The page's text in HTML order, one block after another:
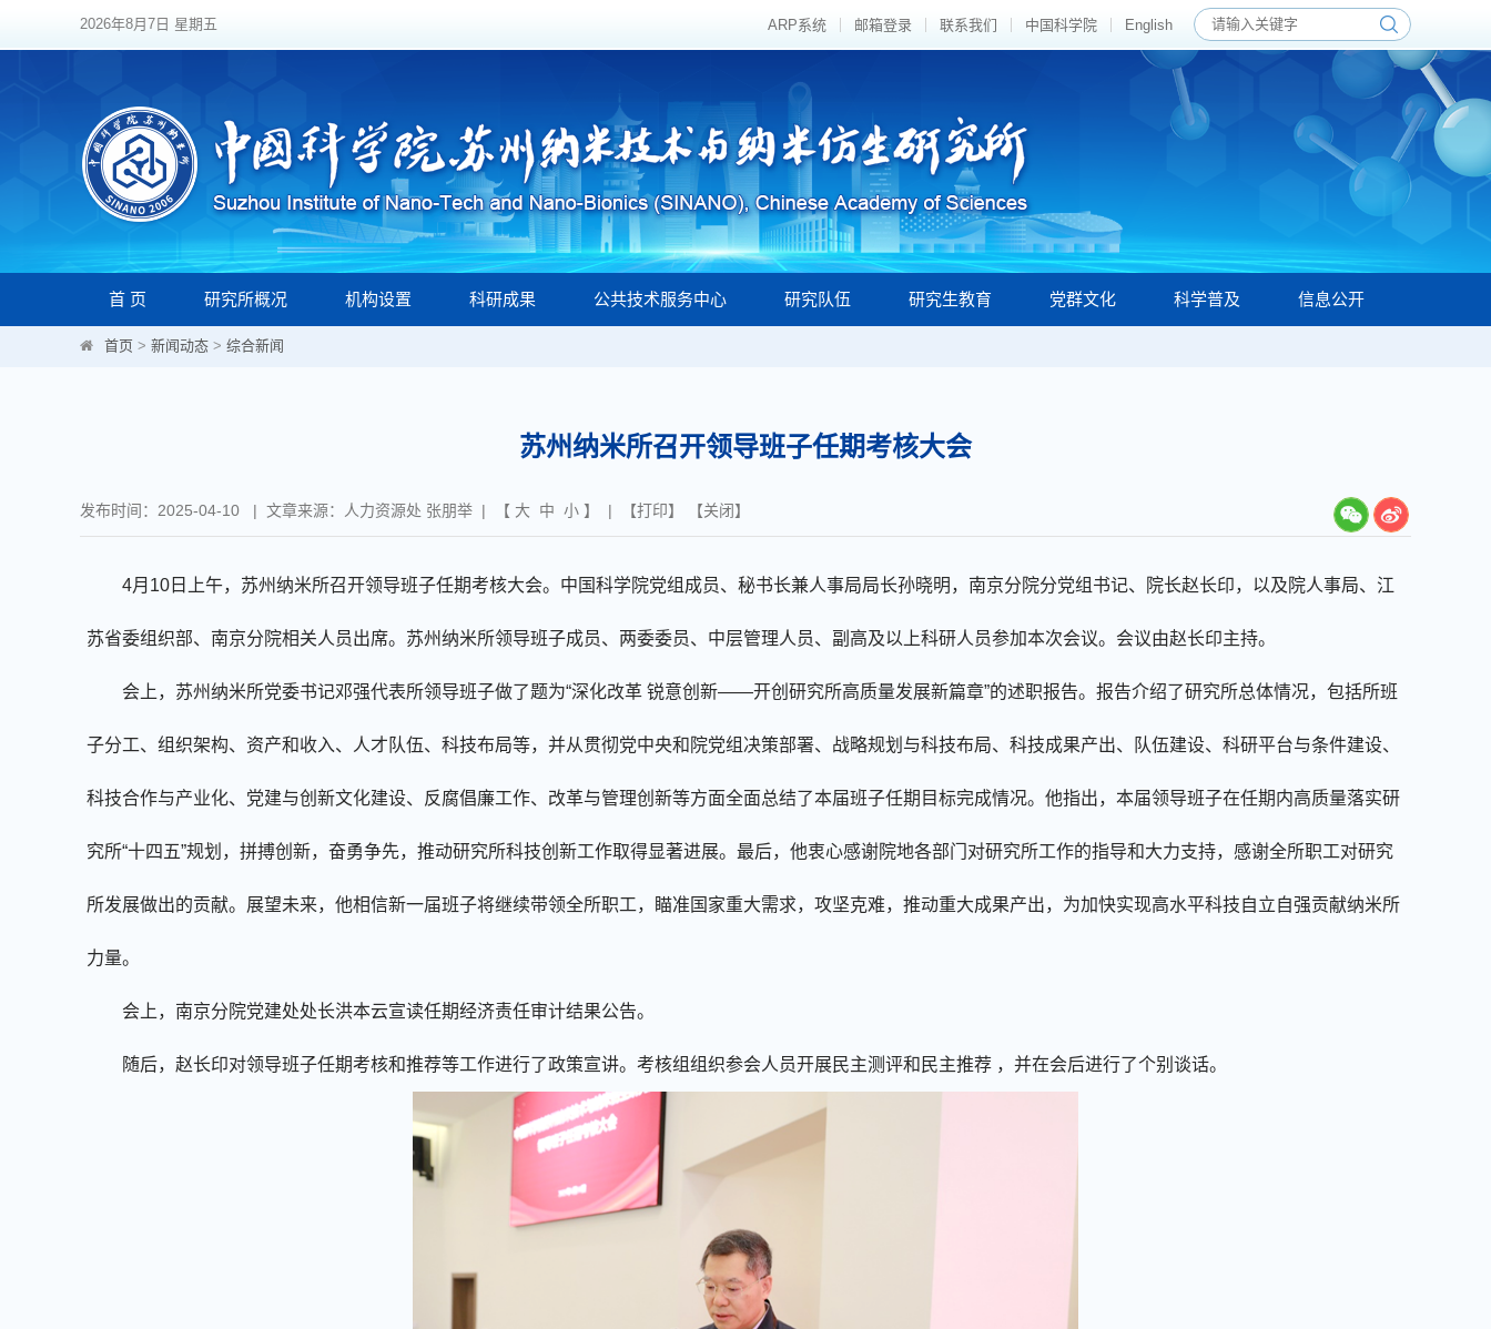
2026年8月7日 星期五 ARP系统 邮箱登录 联系我们 中国科学院 English
首 页 研究所概况 机构设置 科研成果 公共技术服务中心 研究队伍 研究生教育 党群文化 科学普及 信息公开
首页 > 新闻动态 > 综合新闻
苏州纳米所召开领导班子任期考核大会
发布时间：2025-04-10 | 文章来源：人力资源处 张朋举 | 【 大 中 小 】 | 【打印】 【关闭】
4月10日上午，苏州纳米所召开领导班子任期考核大会。中国科学院党组成员、秘书长兼人事局局长孙晓明，南京分院分党组书记、院长赵长印，以及院人事局、江
苏省委组织部、南京分院相关人员出席。苏州纳米所领导班子成员、两委委员、中层管理人员、副高及以上科研人员参加本次会议。会议由赵长印主持。
会上，苏州纳米所党委书记邓强代表所领导班子做了题为“深化改革 锐意创新——开创研究所高质量发展新篇章”的述职报告。报告介绍了研究所总体情况，包括所班
子分工、组织架构、资产和收入、人才队伍、科技布局等，并从贯彻党中央和院党组决策部署、战略规划与科技布局、科技成果产出、队伍建设、科研平台与条件建设、
科技合作与产业化、党建与创新文化建设、反腐倡廉工作、改革与管理创新等方面全面总结了本届班子任期目标完成情况。他指出，本届领导班子在任期内高质量落实研
究所“十四五”规划，拼搏创新，奋勇争先，推动研究所科技创新工作取得显著进展。最后，他衷心感谢院地各部门对研究所工作的指导和大力支持，感谢全所职工对研究
所发展做出的贡献。展望未来，他相信新一届班子将继续带领全所职工，瞄准国家重大需求，攻坚克难，推动重大成果产出，为加快实现高水平科技自立自强贡献纳米所
力量。
会上， 南京分院党建处处长洪本云宣读任期经济责任审计结果公告。
随后，赵长印对领导班子任期考核和推荐等工作进行了政策宣讲。考核组组织参会人员开展民主测评和民主推荐 ，并在会后进行了个别谈话。